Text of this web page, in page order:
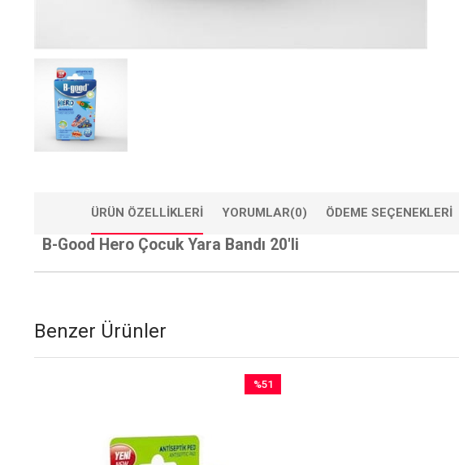
ÜRÜN ÖZELLIKLERI YORUMLAR(0) ÖDEME SEÇENEKLERI
B-Good Hero Çocuk Yara Bandı 20'li
Benzer Ürünler
%51